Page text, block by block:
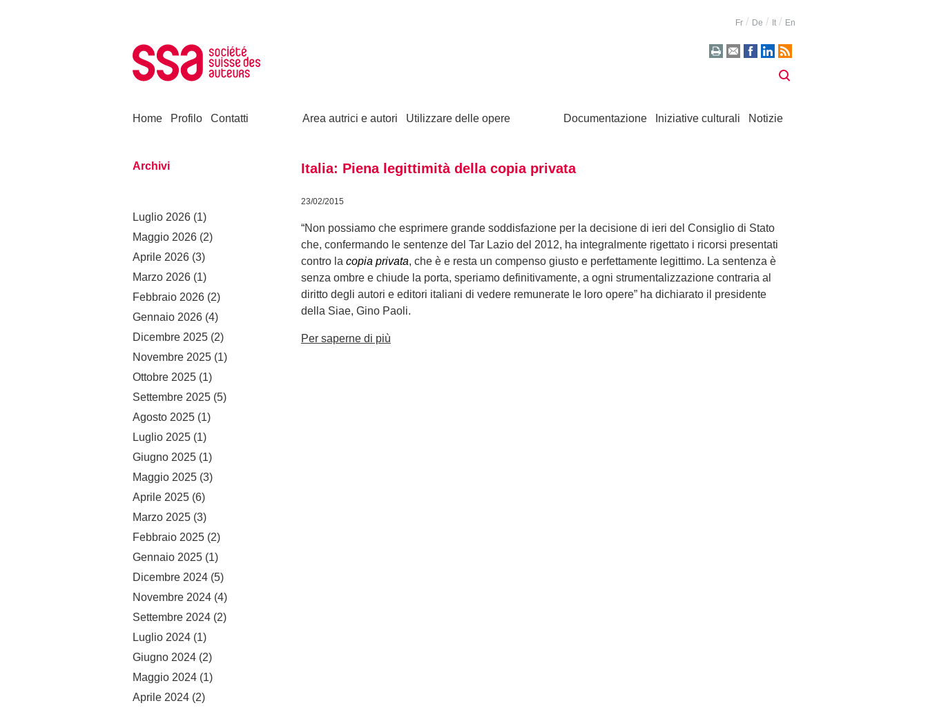
Fr De It En
Home Profilo Contatti Area autrici e autori Utilizzare delle opere Documentazione Iniziative culturali Notizie
Archivi
Luglio 2026 (1)
Maggio 2026 (2)
Aprile 2026 (3)
Marzo 2026 (1)
Febbraio 2026 (2)
Gennaio 2026 (4)
Dicembre 2025 (2)
Novembre 2025 (1)
Ottobre 2025 (1)
Settembre 2025 (5)
Agosto 2025 (1)
Luglio 2025 (1)
Giugno 2025 (1)
Maggio 2025 (3)
Aprile 2025 (6)
Marzo 2025 (3)
Febbraio 2025 (2)
Gennaio 2025 (1)
Dicembre 2024 (5)
Novembre 2024 (4)
Settembre 2024 (2)
Luglio 2024 (1)
Giugno 2024 (2)
Maggio 2024 (1)
Aprile 2024 (2)
Italia: Piena legittimità della copia privata
23/02/2015
“Non possiamo che esprimere grande soddisfazione per la decisione di ieri del Consiglio di Stato
che, confermando le sentenze del Tar Lazio del 2012, ha integralmente rigettato i ricorsi presentati
contro la copia privata, che è e resta un compenso giusto e perfettamente legittimo. La sentenza è
senza ombre e chiude la porta, speriamo definitivamente, a ogni strumentalizzazione contraria al
diritto degli autori e editori italiani di vedere remunerate le loro opere” ha dichiarato il presidente
della Siae, Gino Paoli.
Per saperne di più